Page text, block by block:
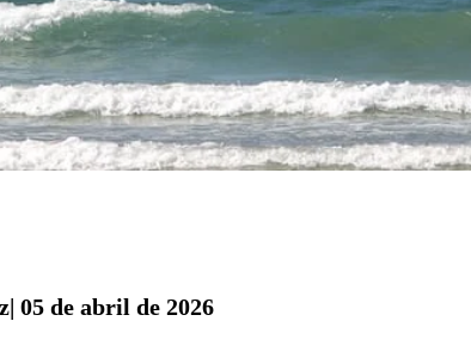
05 de abril de 2026